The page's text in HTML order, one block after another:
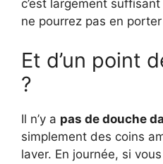
c’est largement
ne pourrez pas en
Et d’un point
?
Il n’y a pas de douche
simplement des coins
laver. En journée, si